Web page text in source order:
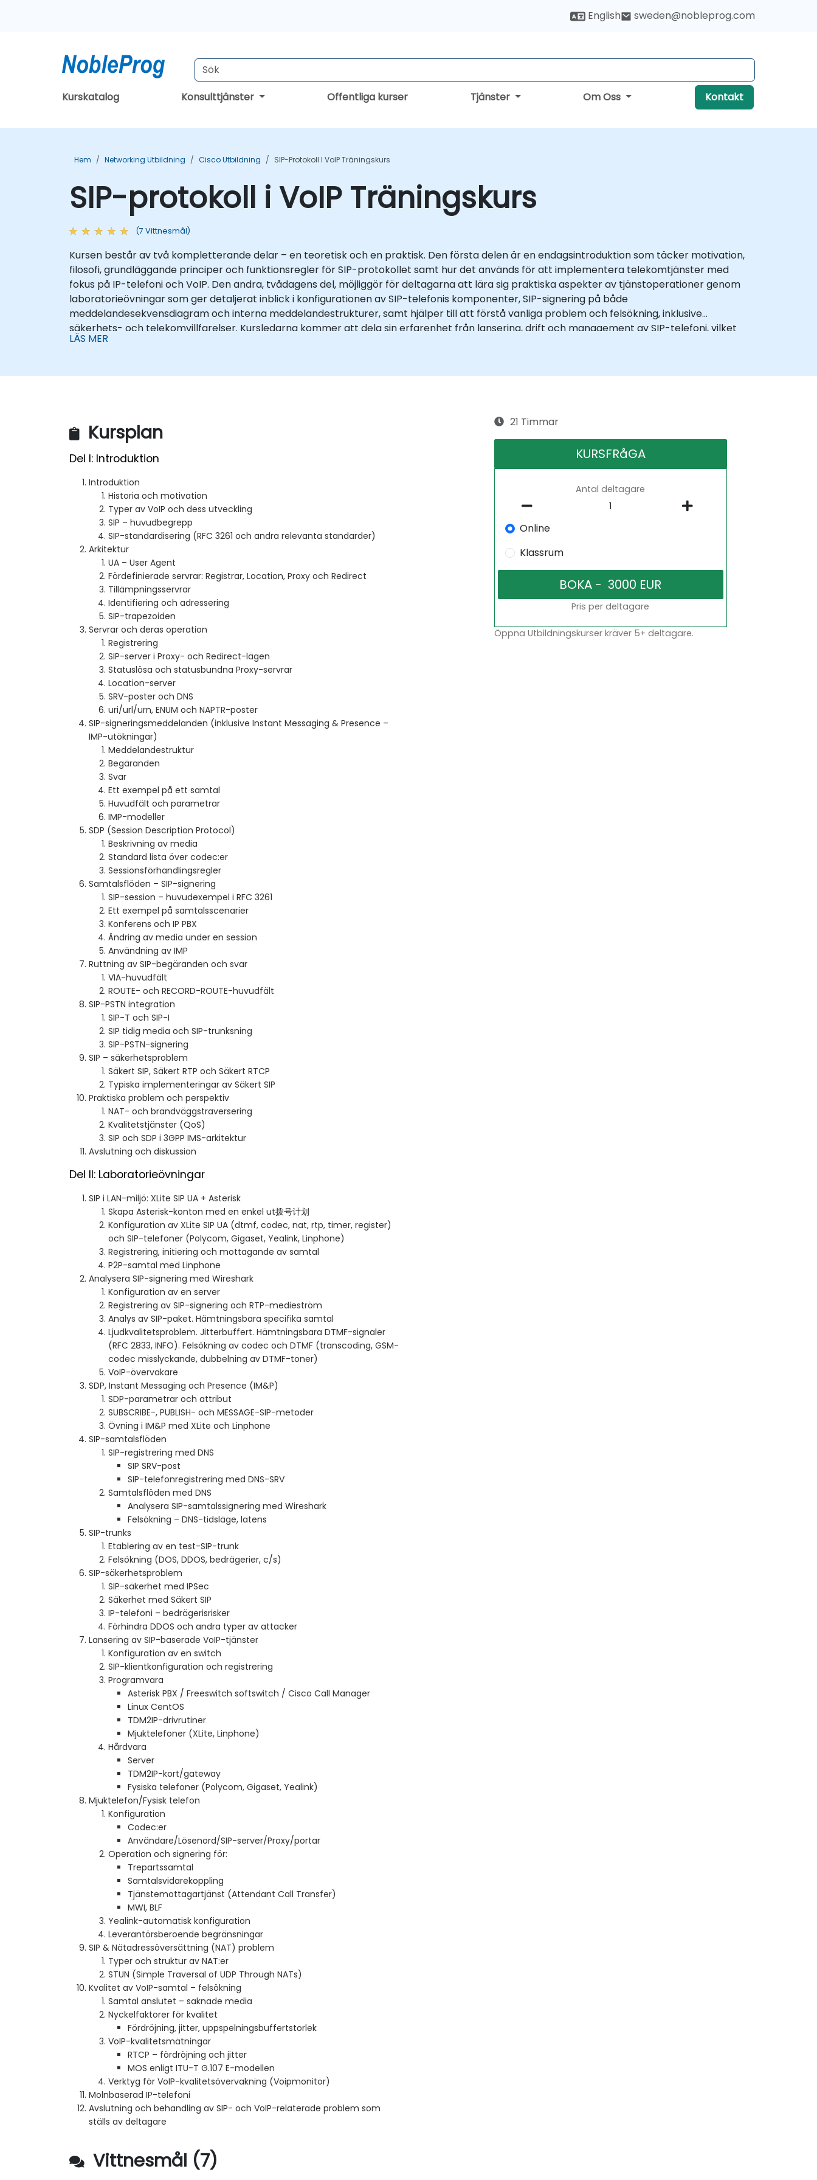
English sweden@nobleprog.com
Kurskatalog Konsulttjänster Offentliga kurser Tjänster Om Oss Kontakt
Hem Networking Utbildning Cisco Utbildning SIP-Protokoll I VoIP Träningskurs
SIP-protokoll i VoIP Träningskurs
(7 Vittnesmål)
Kursen består av två kompletterande delar – en teoretisk och en praktisk. Den första delen är en endagsintroduktion som täcker motivation,
filosofi, grundläggande principer och funktionsregler för SIP-protokollet samt hur det används för att implementera telekomtjänster med
fokus på IP-telefoni och VoIP. Den andra, tvådagens del, möjliggör för deltagarna att lära sig praktiska aspekter av tjänstoperationer genom
laboratorieövningar som ger detaljerat inblick i konfigurationen av SIP-telefonis komponenter, SIP-signering på både
meddelandesekvensdiagram och interna meddelandestrukturer, samt hjälper till att förstå vanliga problem och felsökning, inklusive
säkerhets- och telekomvillfarelser. Kursledarna kommer att dela sin erfarenhet från lansering, drift och management av SIP-telefoni, vilket
även omfattar virtualisering och molnbaserade lösningar. Den praktiska delen presenteras med både fysiska telefoner (hardphones) och
LÄS MER
Kursplan
Del I: Introduktion
Introduktion
Historia och motivation
Typer av VoIP och dess utveckling
SIP – huvudbegrepp
SIP-standardisering (RFC 3261 och andra relevanta standarder)
Arkitektur
UA – User Agent
Fördefinierade servrar: Registrar, Location, Proxy och Redirect
Tillämpningsservrar
Identifiering och adressering
SIP-trapezoiden
Servrar och deras operation
Registrering
SIP-server i Proxy- och Redirect-lägen
Statuslösa och statusbundna Proxy-servrar
Location-server
SRV-poster och DNS
uri/url/urn, ENUM och NAPTR-poster
SIP-signeringsmeddelanden (inklusive Instant Messaging & Presence –
IMP-utökningar)
Meddelandestruktur
Begäranden
Svar
Ett exempel på ett samtal
Huvudfält och parametrar
IMP-modeller
SDP (Session Description Protocol)
Beskrivning av media
Standard lista över codec:er
Sessionsförhandlingsregler
Samtalsflöden – SIP-signering
SIP-session – huvudexempel i RFC 3261
Ett exempel på samtalsscenarier
Konferens och IP PBX
Ändring av media under en session
Användning av IMP
Ruttning av SIP-begäranden och svar
VIA-huvudfält
ROUTE- och RECORD-ROUTE-huvudfält
SIP-PSTN integration
SIP-T och SIP-I
SIP tidig media och SIP-trunksning
SIP-PSTN-signering
SIP – säkerhetsproblem
Säkert SIP, Säkert RTP och Säkert RTCP
Typiska implementeringar av Säkert SIP
Praktiska problem och perspektiv
NAT- och brandväggstraversering
Kvalitetstjänster (QoS)
SIP och SDP i 3GPP IMS-arkitektur
Avslutning och diskussion
Del II: Laboratorieövningar
SIP i LAN-miljö: XLite SIP UA + Asterisk
Skapa Asterisk-konton med en enkel ut拨号计划
Konfiguration av XLite SIP UA (dtmf, codec, nat, rtp, timer, register)
och SIP-telefoner (Polycom, Gigaset, Yealink, Linphone)
Registrering, initiering och mottagande av samtal
P2P-samtal med Linphone
Analysera SIP-signering med Wireshark
Konfiguration av en server
Registrering av SIP-signering och RTP-medieström
Analys av SIP-paket. Hämtningsbara specifika samtal
Ljudkvalitetsproblem. Jitterbuffert. Hämtningsbara DTMF-signaler
(RFC 2833, INFO). Felsökning av codec och DTMF (transcoding, GSM-
codec misslyckande, dubbelning av DTMF-toner)
VoIP-övervakare
SDP, Instant Messaging och Presence (IM&P)
SDP-parametrar och attribut
SUBSCRIBE-, PUBLISH- och MESSAGE-SIP-metoder
Övning i IM&P med XLite och Linphone
SIP-samtalsflöden
SIP-registrering med DNS
SIP SRV-post
SIP-telefonregistrering med DNS-SRV
Samtalsflöden med DNS
Analysera SIP-samtalssignering med Wireshark
Felsökning – DNS-tidsläge, latens
SIP-trunks
Etablering av en test-SIP-trunk
Felsökning (DOS, DDOS, bedrägerier, c/s)
SIP-säkerhetsproblem
SIP-säkerhet med IPSec
Säkerhet med Säkert SIP
IP-telefoni – bedrägerisrisker
Förhindra DDOS och andra typer av attacker
Lansering av SIP-baserade VoIP-tjänster
Konfiguration av en switch
SIP-klientkonfiguration och registrering
Programvara
Asterisk PBX / Freeswitch softswitch / Cisco Call Manager
Linux CentOS
TDM2IP-drivrutiner
Mjuktelefoner (XLite, Linphone)
Hårdvara
Server
TDM2IP-kort/gateway
Fysiska telefoner (Polycom, Gigaset, Yealink)
Mjuktelefon/Fysisk telefon
Konfiguration
Codec:er
Användare/Lösenord/SIP-server/Proxy/portar
Operation och signering för:
Trepartssamtal
Samtalsvidarekoppling
Tjänstemottagartjänst (Attendant Call Transfer)
MWI, BLF
Yealink-automatisk konfiguration
Leverantörsberoende begränsningar
SIP & Nätadressöversättning (NAT) problem
Typer och struktur av NAT:er
STUN (Simple Traversal of UDP Through NATs)
Kvalitet av VoIP-samtal – felsökning
Samtal anslutet – saknade media
Nyckelfaktorer för kvalitet
Fördröjning, jitter, uppspelningsbuffertstorlek
VoIP-kvalitetsmätningar
RTCP – fördröjning och jitter
MOS enligt ITU-T G.107 E-modellen
Verktyg för VoIP-kvalitetsövervakning (Voipmonitor)
Molnbaserad IP-telefoni
Avslutning och behandling av SIP- och VoIP-relaterade problem som
ställs av deltagare
21 Timmar
KURSFRåGA
Antal deltagare
Online
Klassrum
Pris per deltagare
Öppna Utbildningskurser kräver 5+ deltagare.
Vittnesmål (7)